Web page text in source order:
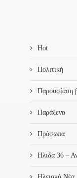
Hot
Πολιτική
Παρουσίαση
Παράξενα
Πρόσωπα
Ηλιδα 36 –